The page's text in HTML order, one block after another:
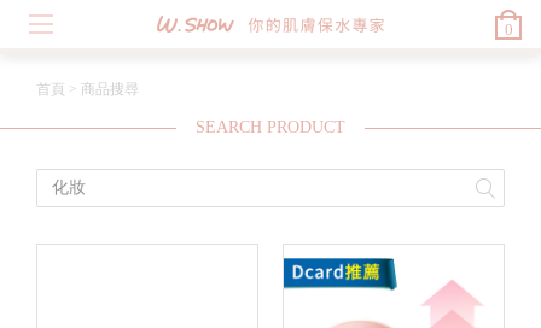
0
首頁 > 商品搜尋
SEARCH PRODUCT